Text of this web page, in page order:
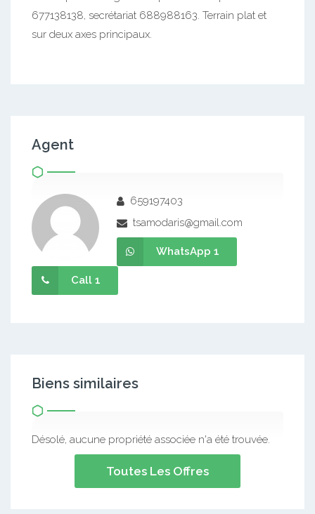
677138138, secrétariat 688988163. Terrain plat et
sur deux axes principaux.
Agent
659197403
tsamodaris@gmail.com
WhatsApp 1
Call 1
Biens similaires
Désolé, aucune propriété associée n'a été trouvée.
Toutes Les Offres